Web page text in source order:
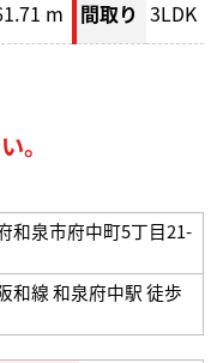
m 間取り 3LDK
。
和泉市府中町5丁目21-
和線 和泉府中駅 徒歩